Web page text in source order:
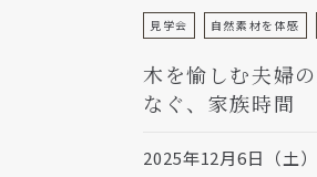
見学会 自然素材を体感
木を愉しむ夫婦
なぐ、家族時間
2025年12月6日（土